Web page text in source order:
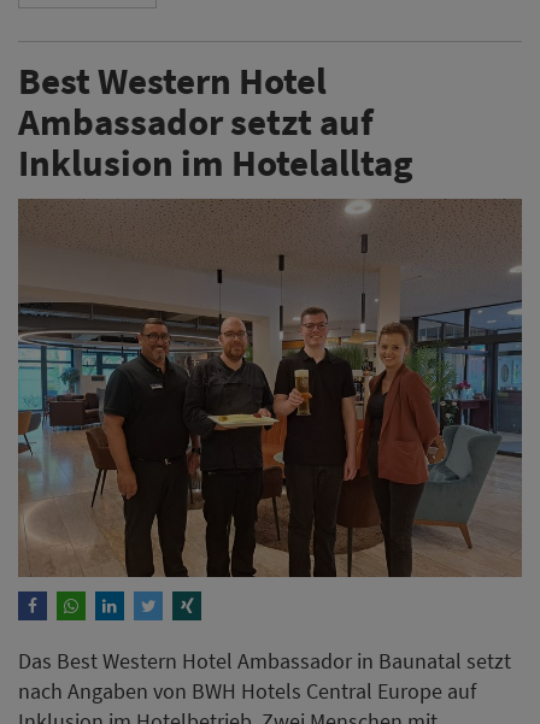
Best Western Hotel
Ambassador setzt auf
Inklusion im Hotelalltag
Das Best Western Hotel Ambassador in Baunatal setzt
nach Angaben von BWH Hotels Central Europe auf